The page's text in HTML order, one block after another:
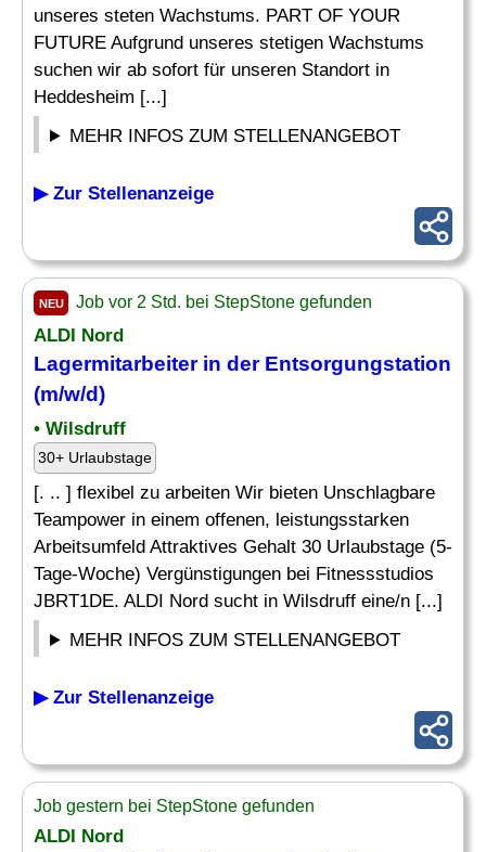
unseres steten Wachstums. PART OF YOUR
FUTURE Aufgrund unseres stetigen Wachstums
suchen wir ab sofort für unseren Standort in
Heddesheim [...]
MEHR INFOS ZUM STELLENANGEBOT
▶ Zur Stellenanzeige
NEU Job vor 2 Std. bei StepStone gefunden
ALDI Nord
Lagermitarbeiterin der Entsorgungstation
(m/w/d)
• Wilsdruff
30+ Urlaubstage
[. .. ] flexibel zu arbeiten Wir bieten Unschlagbare
Teampower in einem offenen, leistungsstarken
Arbeitsumfeld Attraktives Gehalt 30 Urlaubstage (5-
Tage-Woche) Vergünstigungen bei Fitnessstudios
JBRT1DE. ALDI Nord sucht in Wilsdruff eine/n [...]
MEHR INFOS ZUM STELLENANGEBOT
▶ Zur Stellenanzeige
Job gestern bei StepStone gefunden
ALDI Nord